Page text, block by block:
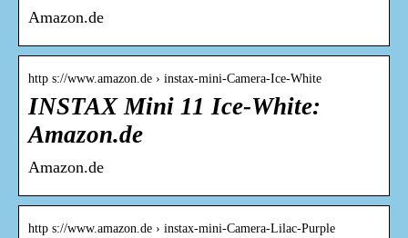
Amazon.de
http s://www.amazon.de › instax-mini-Camera-Ice-White
INSTAX Mini 11 Ice-White:
Amazon.de
Amazon.de
http s://www.amazon.de › instax-mini-Camera-Lilac-Purple